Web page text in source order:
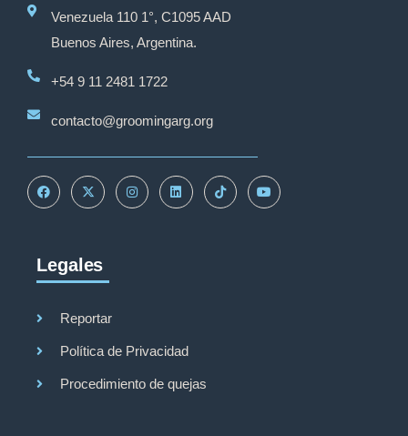
Venezuela 110 1°, C1095 AAD
Buenos Aires, Argentina.
+54 9 11 2481 1722
contacto@groomingarg.org
Legales
Reportar
Política de Privacidad
Procedimiento de quejas